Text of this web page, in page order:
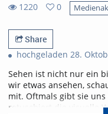
1220
views
0
favorites
Share
hochgeladen 28.
Sehen ist nicht nur ein
wir etwas ansehen,
mit. Oftmals gibt sie
retuschiert die visuelle